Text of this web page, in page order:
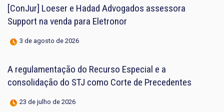
[ConJur] Loeser e Hadad Advogados assessora
Support na venda para Eletronor
3 de agosto de 2026
A regulamentação do Recurso Especial e a
consolidação do STJ como Corte de Precedentes
23 de julho de 2026